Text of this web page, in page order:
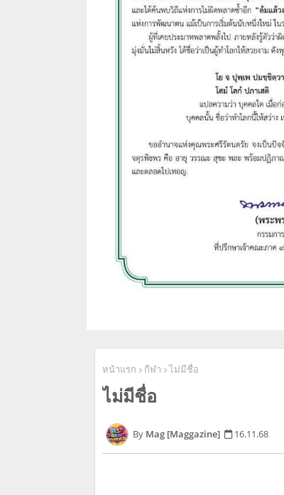
หน้าแรก กีฬา ไม่มีชื่อ
ไม่มีชื่อ
Mag [Maggazine] 16.11.68